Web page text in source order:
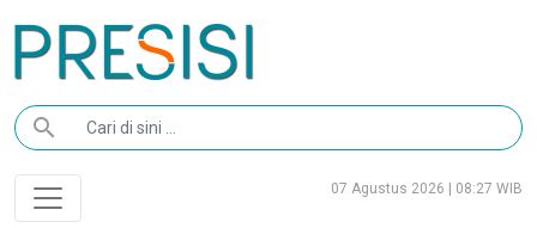
search
07 Agustus 2026 | 08:27 WIB